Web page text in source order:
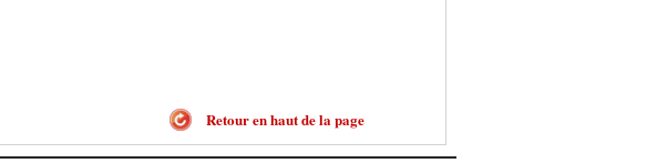
Retour en haut de la page